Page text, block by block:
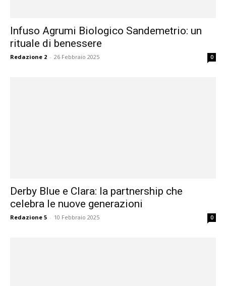
Infuso Agrumi Biologico Sandemetrio: un
rituale di benessere
Redazione 2 - 26 Febbraio 2025 0
Derby Blue e Clara: la partnership che
celebra le nuove generazioni
Redazione 5 - 10 Febbraio 2025 0